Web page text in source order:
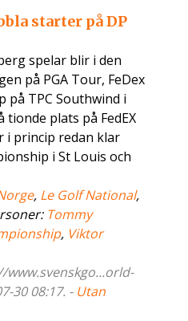
starter på DP
spelar blir i den
på PGA Tour, FeDex
på TPC Southwind i
tionde plats på FedEX
i princip redan klar
i St Louis och
, Le Golf National,
Tommy
, Viktor
www.svenskgo...orld-
30 08:17. - Utan